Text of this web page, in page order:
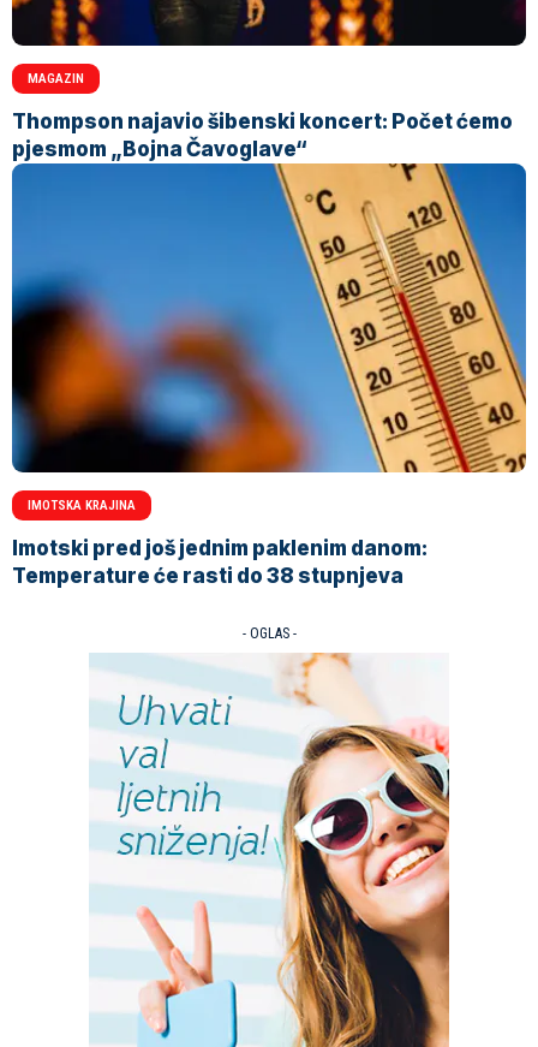
MAGAZIN
Thompson najavio šibenski koncert: Počet ćemo
pjesmom „Bojna Čavoglave“
IMOTSKA KRAJINA
Imotski pred još jednim paklenim danom:
Temperature će rasti do 38 stupnjeva
- OGLAS -